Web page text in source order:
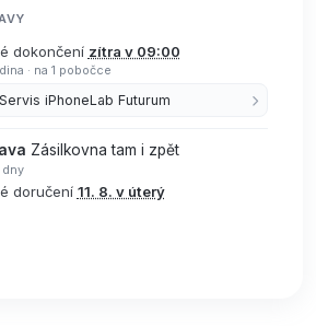
dokončení zítra v 09:00
· na 1 pobočce
Servis iPhoneLab Futurum
Zásilkovna tam i zpět
dny
doručení 11. 8. v úterý